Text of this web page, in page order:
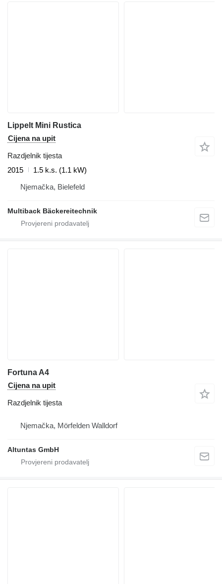
Lippelt Mini Rustica
Cijena na upit
Razdjelnik tijesta
2015
1.5 k.s. (1.1 kW)
Njemačka, Bielefeld
Multiback Bäckereitechnik
Fortuna A4
Cijena na upit
Razdjelnik tijesta
Njemačka, Mörfelden Walldorf
Altuntas GmbH